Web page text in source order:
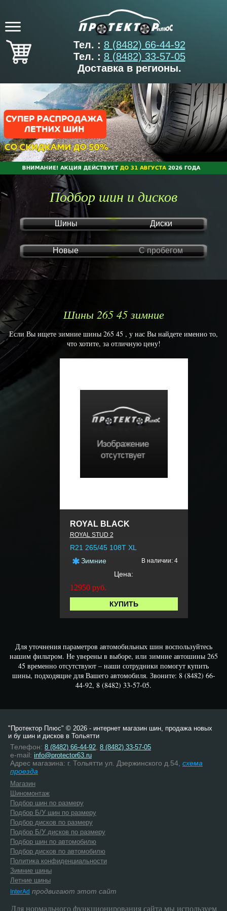
Тел. : 8 (8482) 66-44-92
Тел. : 8 (8482) 33-57-05
Доставка в регионы.
Подбор шин и дисков
Шины Диски
Новые С пробегом
Шины 265 45 зимние
Если Вы ищете зимние шины 265 45 , у нас Вы найдете именно то,
что хотите, за отличную цену!
ROYAL BLACK
ROYAL STUD 2
R21 265/45 108T XL
Зимние
В наличии: 4
Цена:
12950 руб.
КУПИТЬ
Для уточнения параметров автомобильных шин воспользуйтесь
нашим фильтром. Не уверены в выборе, или зимние автошины 265
45 временно отсутствуют – наши сотрудники помогут купить
шины, подходящие для Вашего автомобиля. Звоните: 8 (8482) 66-
44-92, 8 (8482) 33-57-05.
"Протектор Плюс" © 2026 - интернет магазин шин, продажа новых
и бу шин и дисков в Тольятти
Телефон: 8 (8482) 66-44-92 8 (8482) 33-57-05
e-mail: info@protector63.ru
Адрес магазина: г. Тольятти ул. Дзержинского д.54, схема
проезда
Магазин
Шиномонтаж
Подбор шин по размеру
Подбор Б/У шин по размеру
Подбор дисков по размеру
Подбор Б/У дисков по размеру
Подбор шин по автомобилю
Подбор дисков по автомобилю
Политика конфиденциальности
Зимние шины
Летние шины
InterAd продвигают этот сайт
Для нормального функционирования сайта мы используем